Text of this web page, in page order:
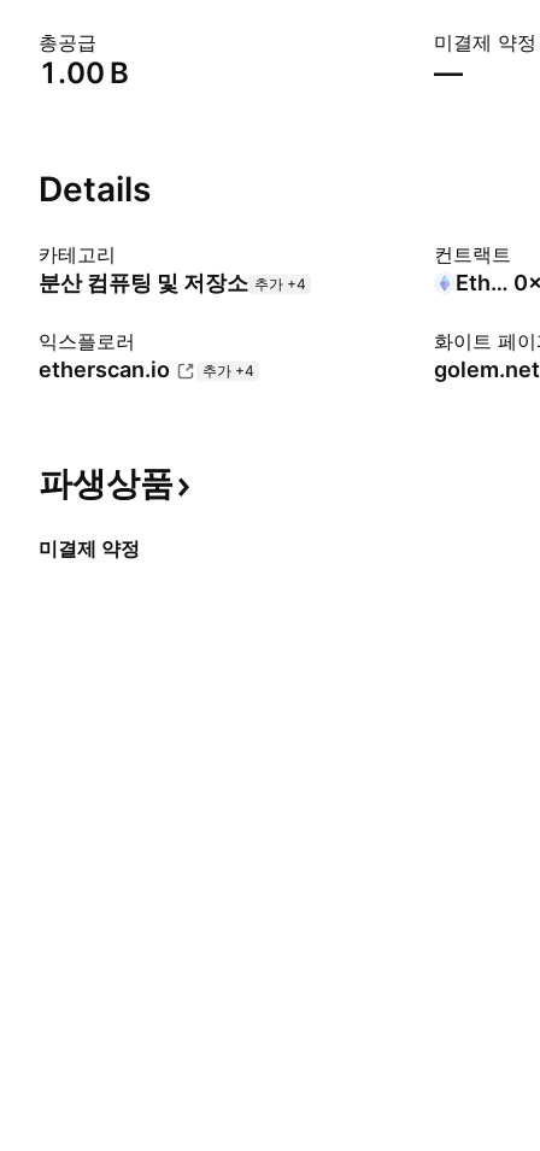
총공급
‪1.00 B‬
미결제 약정
—
Details
카테고리
분산 컴퓨팅 및 저장소 추가 +4
컨트랙트
Ethereum
익스플로러
etherscan.io 추가 +4
화이트 페
파생상품
미결제 약정